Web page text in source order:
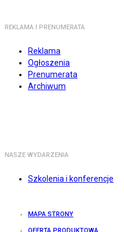
REKLAMA I PRENUMERATA
Reklama
Ogłoszenia
Prenumerata
Archiwum
NASZE WYDARZENIA
Szkolenia i konferencje
MAPA STRONY